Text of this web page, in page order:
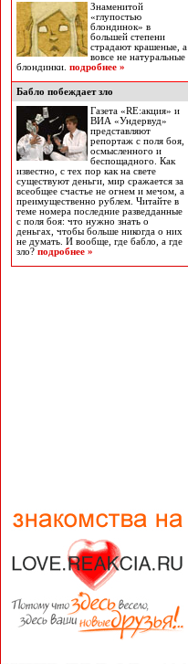
Знаменитой
«глупостью
блондинок» в
большей степени
страдают крашеные, а
вовсе не натуральные
блондинки. подробнее »
Бабло побеждает зло
Газета «RE:акция» и
ВИА «Ундервуд»
представляют
репортаж с поля боя,
осмысленного и
беспощадного. Как
известно, с тех пор как на свете
существуют деньги, мир сражается за
всеобщее счастье не огнем и мечом, а
преимущественно рублем. Читайте в
теме номера последние разведданные
с поля боя: что нужно знать о
деньгах, чтобы больше никогда о них
не думать. И вообще, где бабло, а где
зло? подробнее »